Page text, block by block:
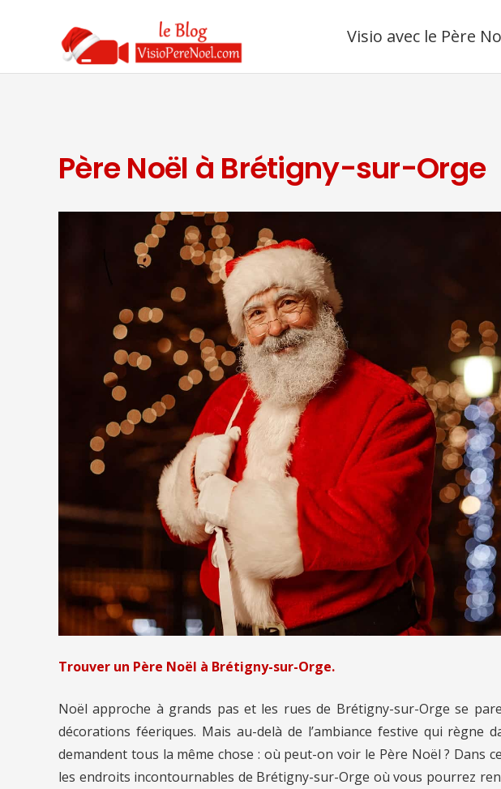
Visio avec le Père
Père Noël à Brétigny-sur-Orge
Trouver un Père Noël à Brétigny-sur-Orge.
Noël approche à grands pas et les rues de Brétigny-sur-Orge se
décorations féeriques. Mais au-delà de l’ambiance festive qui règne
demandent tous la même chose : où peut-on voir le Père Noël ? Dans
les endroits incontournables de Brétigny-sur-Orge où vous pourrez